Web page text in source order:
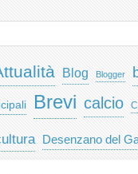
Blog Blogger
Brevi calcio
Desenzano del